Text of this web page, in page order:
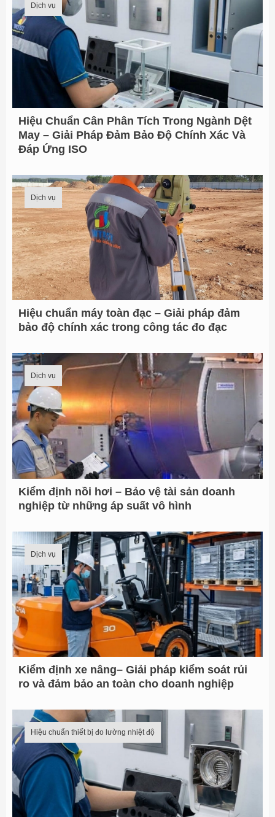
k
i
Dịch vụ
Hiệu Chuẩn Cân Phân Tích Trong Ngành Dệt
May – Giải Pháp Đảm Bảo Độ Chính Xác Và
Đáp Ứng ISO
Dịch vụ
Hiệu chuẩn máy toàn đạc – Giải pháp đảm
bảo độ chính xác trong công tác đo đạc
Dịch vụ
Kiểm định nồi hơi – Bảo vệ tài sản doanh
nghiệp từ những áp suất vô hình
Dịch vụ
Kiểm định xe nâng– Giải pháp kiểm soát rủi
ro và đảm bảo an toàn cho doanh nghiệp
Hiệu chuẩn thiết bị đo lường nhiệt độ